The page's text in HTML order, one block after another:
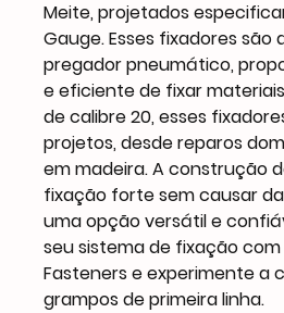
Meite, projetados
Gauge. Esses fixadores
pregador pneumático,
e eficiente de fixar
de calibre 20, esses
projetos, desde reparos
em madeira. A construção
fixação forte sem causar
uma opção versátil e
seu sistema de fixação
Fasteners e experimente a
grampos de primeira linha.